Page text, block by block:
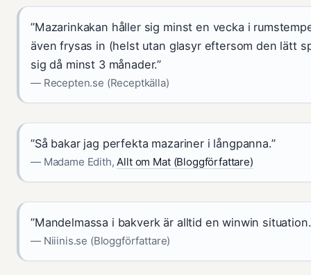
”Mazarinkakan håller sig minst en vecka i
även frysas in (helst utan glasyr eftersom den lätt
sig då minst 3 månader.”
— Recepten.se (Receptkälla)
”Så bakar jag perfekta mazariner i långpanna.”
— Madame Edith, Allt om Mat (Bloggförfattare)
”Mandelmassa i bakverk är alltid en winwin
— Niiinis.se (Bloggförfattare)